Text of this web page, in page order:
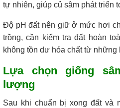
tự nhiên, giúp củ sâm phát triển
Độ pH đất nên giữ ở mức hơi
trồng, cần kiểm tra đất hoàn
không tồn dư hóa chất từ những
Lựa chọn giống
lượng
Sau khi chuẩn bị xong đất và